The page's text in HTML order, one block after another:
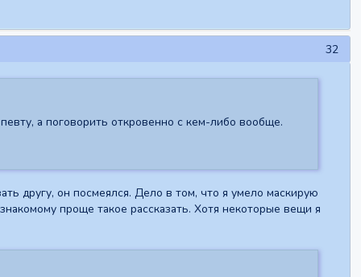
32
а поговорить откровенно с кем-либо вообще.
другу, он посмеялся. Дело в том, что я умело маскирую
проще такое рассказать. Хотя некоторые вещи я